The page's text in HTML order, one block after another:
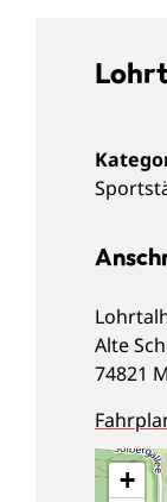
Alte
74821
+